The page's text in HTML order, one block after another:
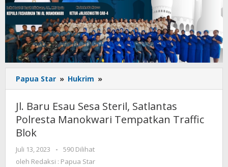
Papua Star » Hukrim »
Baru
Sesa
Steril,
Jl. Baru Esau Sesa Steril, Satlantas
Polresta Manokwari Tempatkan Traffic
Blok
Juli 13, 2023
oleh
Redaksi
-
590 Dilihat
oleh Redaksi : Papua Star